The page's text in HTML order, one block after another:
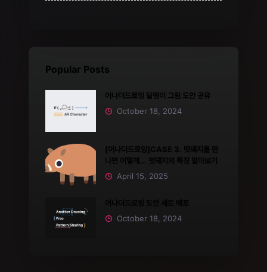
Popular Posts
어나더드로잉 달팽이 그림 도안 공유
October 18, 2024
[어나더드로잉]CASE 3. 멧돼지를 만
나면 어떻게... 멧돼지의 특징 알아보기
April 15, 2025
October 18, 2024